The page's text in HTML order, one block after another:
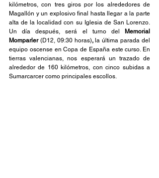
kilómetros, con tres giros por los alrededores de
Magallón y un explosivo final hasta llegar a la parte
alta de la localidad con su Iglesia de San Lorenzo.
Un día después, será el turno del
Memorial
Momparler (D12, 09:30 horas), la última parada del
equipo oscense en Copa de España este curso. En
tierras valencianas, nos esperará un trazado de
alrededor de 160 kilómetros, con cinco subidas a
Sumarcarcer como principales escollos.